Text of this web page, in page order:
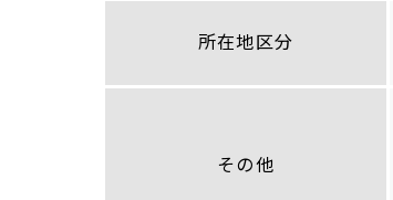
所在地区分
その他